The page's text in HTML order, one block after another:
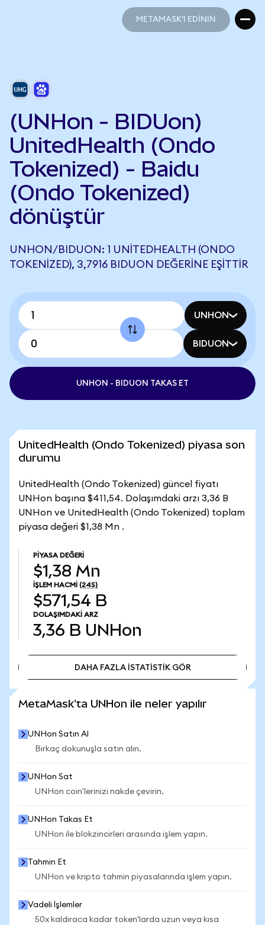
METAMASK'I EDİNİN
(UNHon - BIDUon)
UnitedHealth (Ondo
Tokenized) - Baidu
(Ondo Tokenized)
dönüştür
UNHON/BIDUON: 1 UNITEDHEALTH (ONDO
TOKENIZED), 3,7916 BIDUON DEĞERINE EŞITTIR
UNHON
BIDUON
UNHON - BIDUON TAKAS ET
UnitedHealth (Ondo Tokenized) piyasa son
durumu
UnitedHealth (Ondo Tokenized) güncel fiyatı
UNHon başına $411,54. Dolaşımdaki arzı 3,36 B
UNHon ve UnitedHealth (Ondo Tokenized) toplam
piyasa değeri $1,38 Mn .
PIYASA DEĞERI
$1,38 Mn
İŞLEM HACMI (24S)
$571,54 B
DOLAŞIMDAKI ARZ
3,36 B UNHon
DAHA FAZLA İSTATİSTİK GÖR
MetaMask'ta UNHon ile neler yapılır
UNHon Satın Al
Birkaç dokunuşla satın alın.
UNHon Sat
UNHon coin'lerinizi nakde çevirin.
UNHon Takas Et
UNHon ile blokzincirleri arasında işlem yapın.
Tahmin Et
UNHon ve kripto tahmin piyasalarında işlem yapın.
Vadeli İşlemler
50x kaldıraca kadar token'larda uzun veya kısa